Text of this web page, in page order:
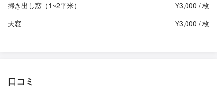
掃き出し窓（1~2平米）
¥3,000 / 枚
天窓
¥3,000 / 枚
口コミ